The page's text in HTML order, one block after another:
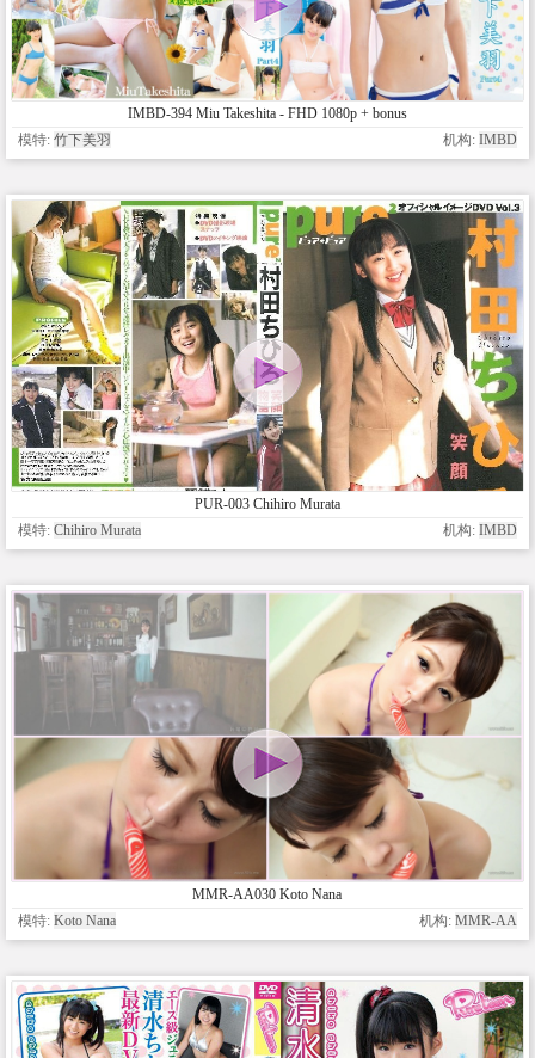
IMBD-394 Miu Takeshita - FHD 1080p + bonus
模特: 竹下美羽 机构: IMBD
PUR-003 Chihiro Murata
模特: Chihiro Murata 机构: IMBD
MMR-AA030 Koto Nana
模特: Koto Nana 机构: MMR-AA